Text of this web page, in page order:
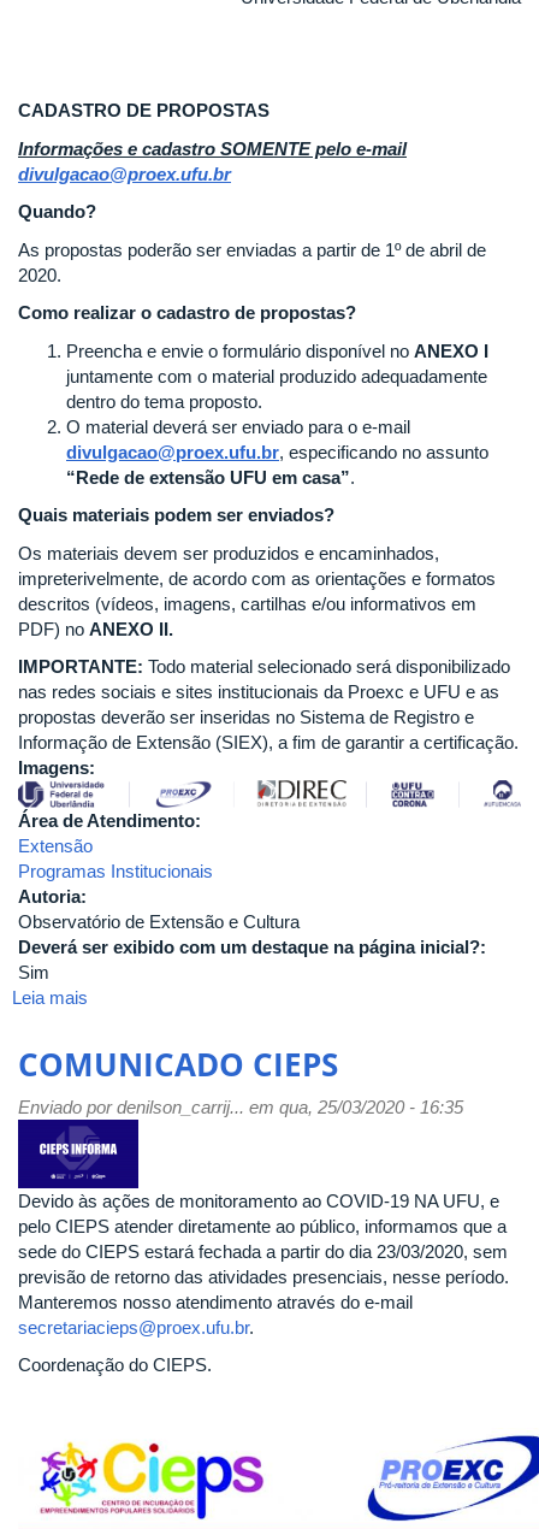
CADASTRO DE PROPOSTAS
Informações e cadastro SOMENTE pelo e-mail
divulgacao@proex.ufu.br
Quando?
As propostas poderão ser enviadas a partir de 1º de abril de
2020.
Como realizar o cadastro de propostas?
Preencha e envie o formulário disponível no ANEXO I
juntamente com o material produzido adequadamente
dentro do tema proposto.
O material deverá ser enviado para o e-mail
divulgacao@proex.ufu.br, especificando no assunto
“Rede de extensão UFU em casa”.
Quais materiais podem ser enviados?
Os materiais devem ser produzidos e encaminhados,
impreterivelmente, de acordo com as orientações e formatos
descritos (vídeos, imagens, cartilhas e/ou informativos em
PDF) no ANEXO II.
IMPORTANTE: Todo material selecionado será disponibilizado
nas redes sociais e sites institucionais da Proexc e UFU e as
propostas deverão ser inseridas no Sistema de Registro e
Informação de Extensão (SIEX), a fim de garantir a certificação.
Imagens:
Área de Atendimento:
Extensão
Programas Institucionais
Autoria:
Observatório de Extensão e Cultura
Deverá ser exibido com um destaque na página inicial?:
Sim
Leia mais
de
Extensão
–
#UFUemCasa
COMUNICADO CIEPS
Enviado pordenilson_carrij... em qua, 25/03/2020 - 16:35
Devido às ações de monitoramento ao COVID-19 NA UFU, e
pelo CIEPS atender diretamente ao público, informamos que a
sede do CIEPS estará fechada a partir do dia 23/03/2020, sem
previsão de retorno das atividades presenciais, nesse período.
Manteremos nosso atendimento através do e-mail
secretariacieps@proex.ufu.br.
Coordenação do CIEPS.